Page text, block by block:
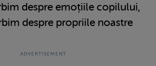
despre emoțiile copilului,
despre propriile noastre